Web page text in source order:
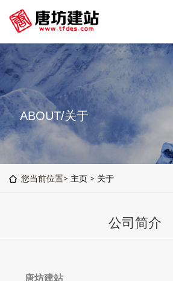
ABOUT/关于
您当前位置> 主页 > 关于
公司简介
唐坊建站